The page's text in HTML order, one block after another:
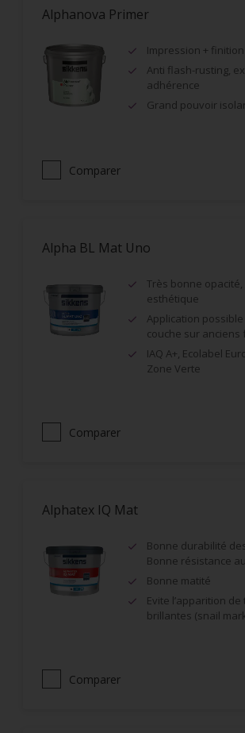
Alphanova Primer
Impression +
Anti flash-rusting,
adhérence
Grand pouvoir
Comparer
Alpha BL Mat Uno
Très bonne
esthétique
Application
couche sur anciens
IAQ A+, Ecolabel
Zone Verte
Comparer
Alphatex IQ Mat
Bonne durabilité
Bonne résistance
Bonne matité
Evite l’apparition
brillantes (snail
Comparer